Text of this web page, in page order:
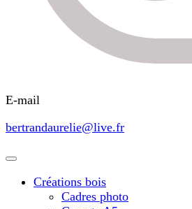
E-mail
bertrandaurelie@live.fr
Créations bois
Cadres photo